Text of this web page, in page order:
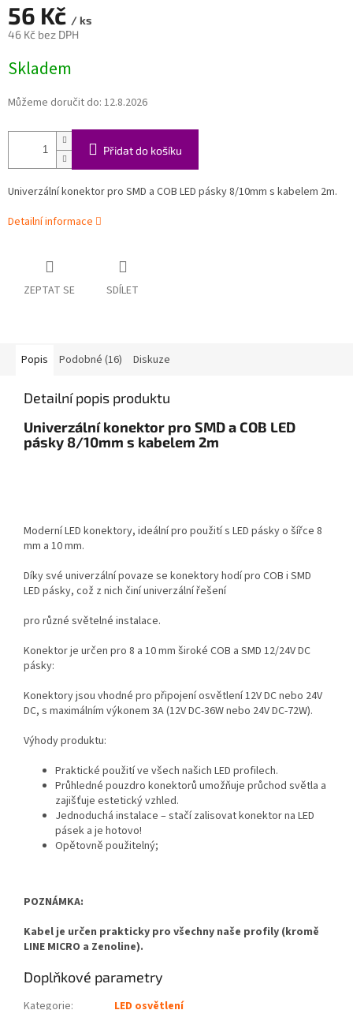
56 Kč / ks
46 Kč bez DPH
cena:
Skladem
Můžeme doručit do: 12.8.2026
Přidat do košíku
Univerzální konektor pro SMD a COB LED pásky 8/10mm s kabelem 2m.
Detailní informace
ZEPTAT SE SDÍLET
Popis Podobné (16) Diskuze
Detailní popis produktu
Univerzální konektor pro SMD a COB LED
pásky 8/10mm s kabelem 2m
Moderní LED konektory, ideální pro použití s LED pásky o šířce 8
mm a 10 mm.
Díky své univerzální povaze se konektory hodí pro COB i SMD
LED pásky, což z nich činí univerzální řešení
pro různé světelné instalace.
Konektor je určen pro 8 a 10 mm široké COB a SMD 12/24V DC
pásky:
Konektory jsou vhodné pro připojení osvětlení 12V DC nebo 24V
DC, s maximálním výkonem 3A (12V DC-36W nebo 24V DC-72W).
Výhody produktu:
Praktické použití ve všech našich LED profilech.
Průhledné pouzdro konektorů umožňuje průchod světla a
zajišťuje estetický vzhled.
Jednoduchá instalace – stačí zalisovat konektor na LED
pásek a je hotovo!
Opětovně použitelný;
POZNÁMKA:
Kabel je určen prakticky pro všechny naše profily (kromě
LINE MICRO a Zenoline).
Doplňkové parametry
Kategorie:
LED osvětlení